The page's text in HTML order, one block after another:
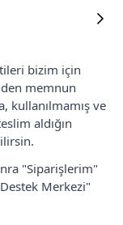
bizim için
memnun
kullanılmamış ve
aldığın
"Siparişlerim"
Merkezi"